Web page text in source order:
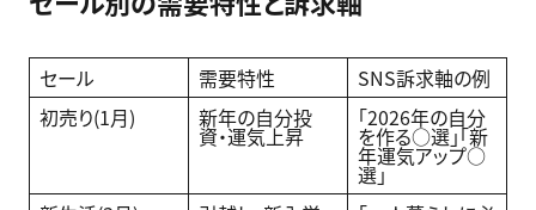
セール 需要特性
SNS訴求軸の例
初売り(1月)
新年の自分投
資・運気上昇
「2026年の自分
を作る○選」「新
年運気アップ○
選」